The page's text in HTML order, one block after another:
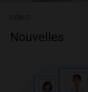
Nouvelles